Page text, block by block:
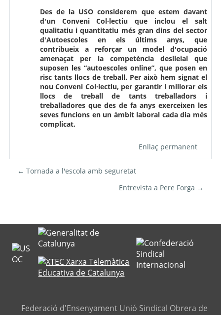
Des de la USO considerem que estem davant
d'un Conveni Col·lectiu que inclou el salt
qualitatiu i quantitatiu més gran dins del sector
d'Autoescoles en els últims anys, que
contribueix a reforçar un model d'ocupació
amenaçat per la competència deslleial que
suposen les “autoescoles online”, que posen en
risc tants llocs de treball. Per això hem signat el
nou Conveni Col·lectiu, per garantir i millorar els
llocs de treball de tants treballadors i
treballadores que des de fa anys exerceixen les
seves funcions en un àmbit laboral cada dia més
complicat.
Enllaç permanent
← Tornada a l'escola amb seguretat
Entrevista a Pere Forga →
Federació d'Ensenyament Unió Sindical Obrera de